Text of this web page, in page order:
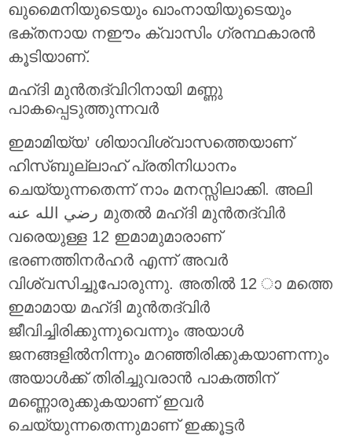
ഖുമൈനിയുടെയും ഖാംനായിയുടെയും
ഭക്തനായ നഈം ക്വാസിം ഗ്രന്ഥകാരൻ
കൂടിയാണ്.
മഹ്ദി മുൻതദ്വിറിനായി മണ്ണു
പാകപ്പെടുത്തുന്നവർ
ഇമാമിയ്യ’ ശിയാവിശ്വാസത്തെയാണ്
ഹിസ്ബുല്ലാഹ് പ്രതിനിധാനം
ചെയ്യുന്നതെന്ന് നാം മനസ്സിലാക്കി. അലി
رضي الله عنه മുതൽ മഹ്ദി മുൻതദ്വിർ
വരെയുള്ള 12 ഇമാമുമാരാണ്
ഭരണത്തിനർഹർ എന്ന് അവർ
വിശ്വസിച്ചുപോരുന്നു. അതിൽ 12 ാ മത്തെ
ഇമാമായ മഹ്ദി മുൻതദ്വിർ
ജീവിച്ചിരിക്കുന്നുവെന്നും അയാൾ
ജനങ്ങളിൽനിന്നും മറഞ്ഞിരിക്കുകയാണന്നും
അയാൾക്ക് തിരിച്ചുവരാൻ പാകത്തിന്
മണ്ണൊരുക്കുകയാണ് ഇവർ
ചെയ്യുന്നതെന്നുമാണ് ഇക്കൂട്ടർ